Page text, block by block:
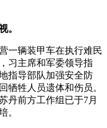
。
辆装甲车在执行难民
习主席和军委领导指
指导部队加强安全防
牺牲人员遗体和伤员。
丹前方工作组已于7月
。